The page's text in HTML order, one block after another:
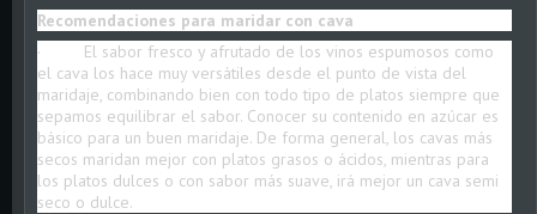
Recomendaciones para maridar con cava
· El sabor fresco y afrutado de los vinos espumosos como
el cava los hace muy versátiles desde el punto de vista del
maridaje, combinando bien con todo tipo de platos siempre que
sepamos equilibrar el sabor. Conocer su contenido en azúcar es
básico para un buen maridaje. De forma general, los cavas más
secos maridan mejor con platos grasos o ácidos, mientras para
los platos dulces o con sabor más suave, irá mejor un cava semi
seco o dulce.